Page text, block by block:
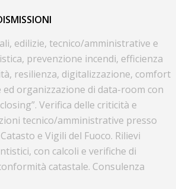
edilizie, tecnico/amministrative e
prevenzione incendi, efficienza
resilienza, digitalizzazione, comfort
ed organizzazione di data-room con
Verifica delle criticità e
tecnico/amministrative presso
e Vigili del Fuoco. Rilievi
con calcoli e verifiche di
catastale. Consulenza